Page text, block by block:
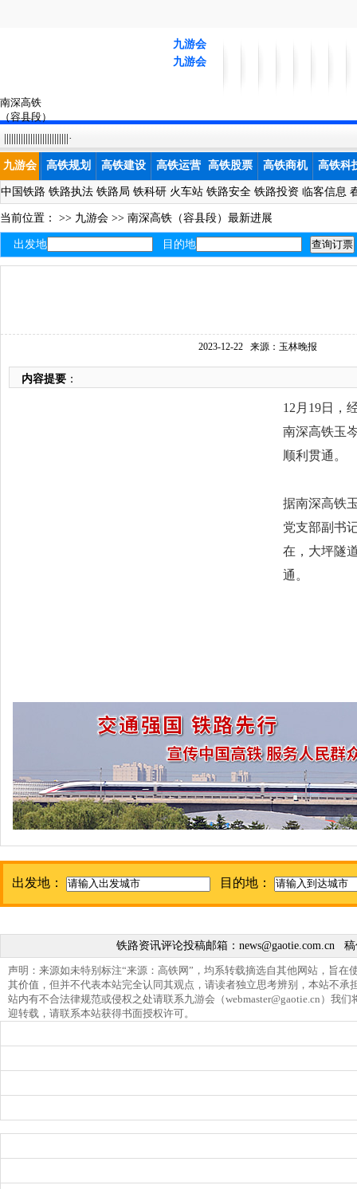
九游会
九游会
南深高铁
（容县段）
最新进展-九
游会
|||||||||||||||||||||||||||·
九游会 高铁规划 高铁建设 高铁运营 高铁股票 高铁商机 高铁科
中国铁路 铁路执法 铁路局 铁科研 火车站 铁路安全 铁路投资 临客信息
当前位置： >> 九游会 >> 南深高铁（容县段）最新进展
出发地 目的地
2023-12-22 来源：玉林晚报
内容提要 ：
12月19日，
南深高铁玉
顺利贯通。
据南深高铁
党支部副书
在，大坪隧
通。
出发地： 目的地：
铁路资讯评论投稿邮箱： news@gaotie.com.cn稿
声明：来源如未特别标注“来源：高铁网”，均系转载摘选自其他网站，旨在
其价值，但并不代表本站完全认同其观点，请读者独立思考辨别，本站不承
站内有不合法律规范或侵权之处请联系九游会（webmaster@gaotie.cn ）我们
迎转载，请联系本站获得书面授权许可。